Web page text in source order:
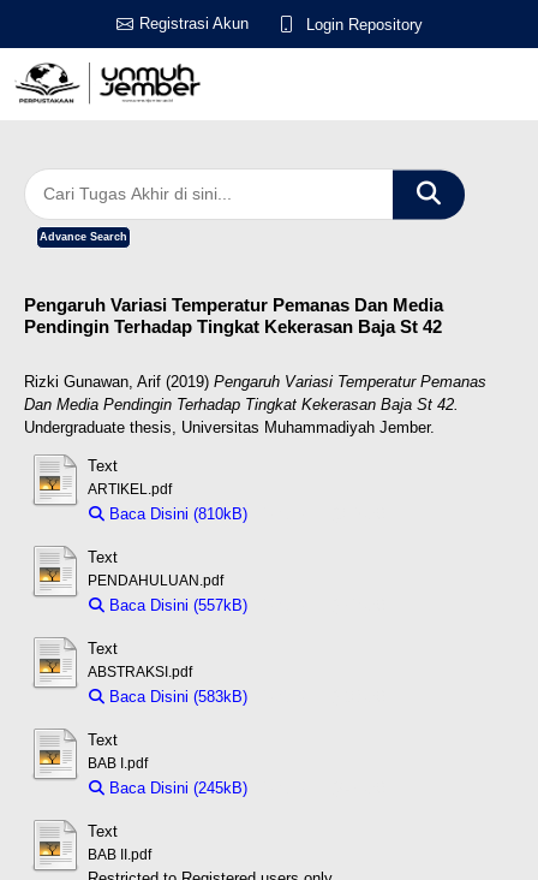
Registrasi Akun Login Repository
Advance Search
Pengaruh Variasi Temperatur Pemanas Dan Media
Pendingin Terhadap Tingkat Kekerasan Baja St 42
Rizki Gunawan, Arif (2019) Pengaruh Variasi Temperatur Pemanas
Dan Media Pendingin Terhadap Tingkat Kekerasan Baja St 42.
Undergraduate thesis, Universitas Muhammadiyah Jember.
Text
ARTIKEL.pdf
Baca Disini (810kB)
Text
PENDAHULUAN.pdf
Baca Disini (557kB)
Text
ABSTRAKSI.pdf
Baca Disini (583kB)
Text
BAB I.pdf
Baca Disini (245kB)
Text
BAB II.pdf